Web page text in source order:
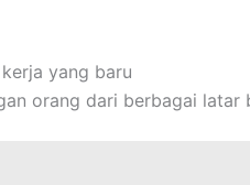
yang baru
orang dari berbagai latar